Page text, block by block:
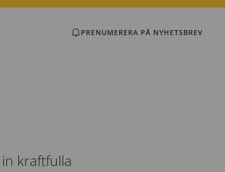
PRENUMERERA PÅ NYHETSBREV
kraftfulla